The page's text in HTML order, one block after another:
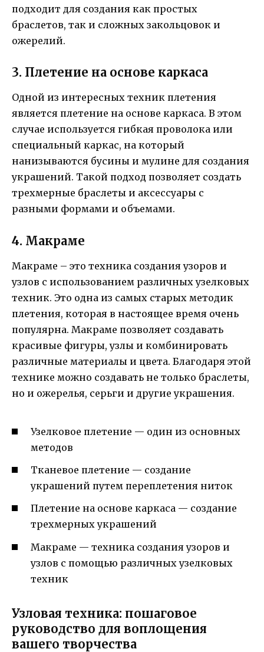
подходит для создания как простых
браслетов, так и сложных закольцовок и
ожерелий.
3. Плетение на основе каркаса
Одной из интересных техник плетения
является плетение на основе каркаса. В этом
случае используется гибкая проволока или
специальный каркас, на который
нанизываются бусины и мулине для создания
украшений. Такой подход позволяет создать
трехмерные браслеты и аксессуары с
разными формами и объемами.
4. Макраме
Макраме – это техника создания узоров и
узлов с использованием различных узелковых
техник. Это одна из самых старых методик
плетения, которая в настоящее время очень
популярна. Макраме позволяет создавать
красивые фигуры, узлы и комбинировать
различные материалы и цвета. Благодаря этой
технике можно создавать не только браслеты,
но и ожерелья, серьги и другие украшения.
Узелковое плетение — один из основных
методов
Тканевое плетение — создание
украшений путем переплетения ниток
Плетение на основе каркаса — создание
трехмерных украшений
Макраме — техника создания узоров и
узлов с помощью различных узелковых
техник
Узловая техника: пошаговое
руководство для воплощения
вашего творчества